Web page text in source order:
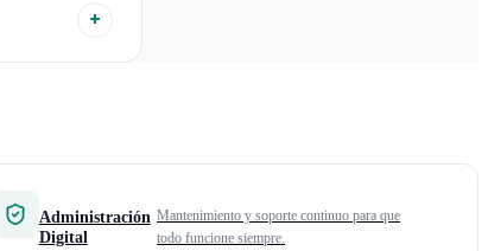
atención de
+
Administración
Digital
Mantenimiento y soporte continuo para que
todo funcione siempre.